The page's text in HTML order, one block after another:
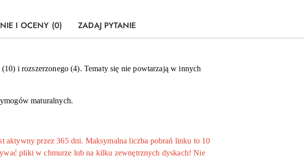
I OCENY (0) ZADAJ PYTANIE
i rozszerzonego (4). Tematy się nie powtarzają w innych
maturalnych.
przez 365 dni. Maksymalna liczba pobrań linku to 10
pliki w chmurze lub na kilku zewnętrznych dyskach! Nie